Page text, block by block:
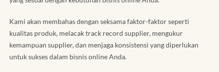
Kami akan membahas dengan seksama faktor-faktor seperti
kualitas produk, melacak track record supplier, mengukur
kemampuan supplier, dan menjaga konsistensi yang diperlukan
untuk sukses dalam bisnis online Anda.